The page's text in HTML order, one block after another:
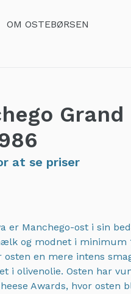
OM OSTEBØRSEN
Grand
at se priser
er Manchego-ost i sin
og modnet i minimum
osten en mere intens
i olivenolie. Osten har
Awards, hvor osten